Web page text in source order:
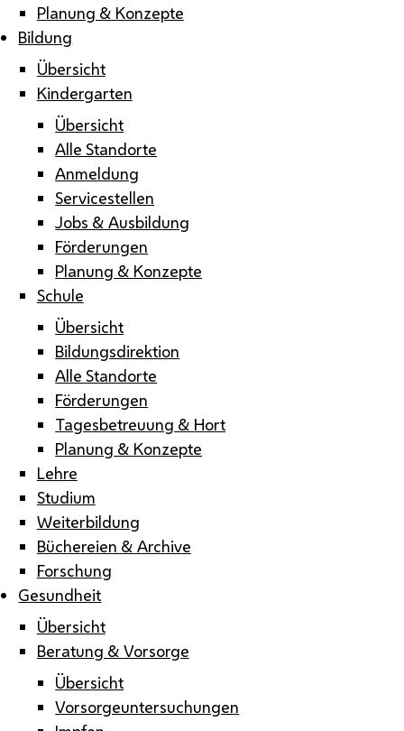
Planung & Konzepte
Bildung
Übersicht
Kindergarten
Übersicht
Alle Standorte
Anmeldung
Servicestellen
Jobs & Ausbildung
Förderungen
Planung & Konzepte
Schule
Übersicht
Bildungsdirektion
Alle Standorte
Förderungen
Tagesbetreuung & Hort
Planung & Konzepte
Lehre
Studium
Weiterbildung
Büchereien & Archive
Forschung
Gesundheit
Übersicht
Beratung & Vorsorge
Übersicht
Vorsorgeuntersuchungen